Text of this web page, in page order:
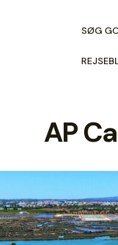
SØG
AP